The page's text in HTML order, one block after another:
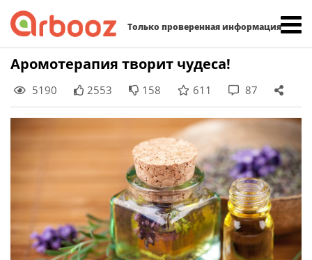
Только проверенная информация
Skip
content
Аромотерапия творит чудеса!
5190 2553 158 611 87
Найти: